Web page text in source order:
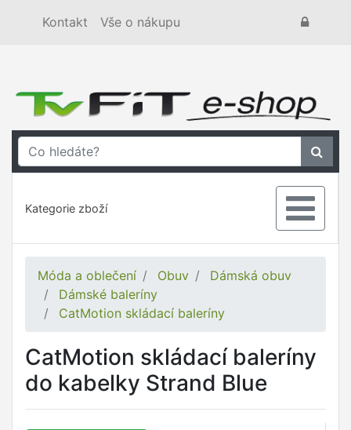
Kontakt Vše o nákupu
Kategorie zboží
Móda a oblečení Obuv
Dámská obuv
Dámské baleríny
CatMotion skládací baleríny
CatMotion skládací baleríny
do kabelky Strand Blue